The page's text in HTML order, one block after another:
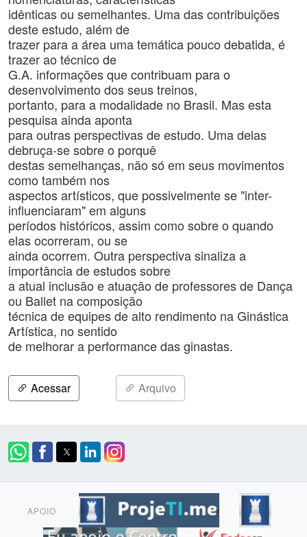
idênticas ou semelhantes. Uma das contribuições
deste estudo, além de
trazer para a área uma temática pouco debatida, é
trazer ao técnico de
G.A. informações que contribuam para o
desenvolvimento dos seus treinos,
portanto, para a modalidade no Brasil. Mas esta
pesquisa ainda aponta
para outras perspectivas de estudo. Uma delas
debruça-se sobre o porquê
destas semelhanças, não só em seus movimentos
como também nos
aspectos artísticos, que possivelmente se "inter-
influenciaram" em alguns
períodos históricos, assim como sobre o quando
elas ocorreram, ou se
ainda ocorrem. Outra perspectiva sinaliza a
importância de estudos sobre
a atual inclusão e atuação de professores de Dança
ou Ballet na composição
técnica de equipes de alto rendimento na Ginástica
Artística, no sentido
de melhorar a performance das ginastas.
Acessar Arquivo
APOIO